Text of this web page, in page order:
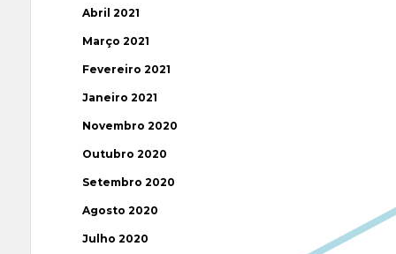
Abril 2021
Março 2021
Fevereiro 2021
Janeiro 2021
Novembro 2020
Outubro 2020
Setembro 2020
Agosto 2020
Julho 2020